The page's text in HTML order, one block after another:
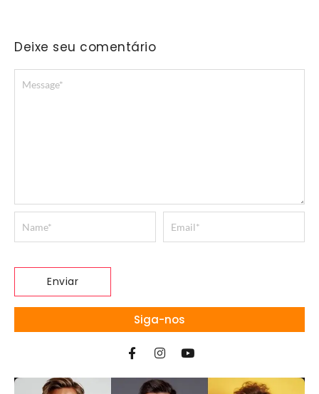
Deixe seu comentário
Siga-nos